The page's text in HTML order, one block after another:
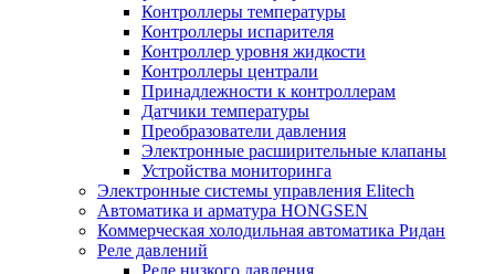
Контроллеры температуры
Контроллеры испарителя
Контроллер уровня жидкости
Контроллеры централи
Принадлежности к контроллерам
Датчики температуры
Преобразователи давления
Электронные расширительные клапаны
Устройства мониторинга
Электронные системы управления Elitech
Автоматика и арматура HONGSEN
Коммерческая холодильная автоматика Ридан
Реле давлений
Реле низкого давления